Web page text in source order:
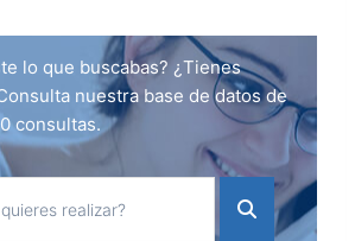
lo que buscabas? ¿Tienes
nuestra base de datos de
consultas.